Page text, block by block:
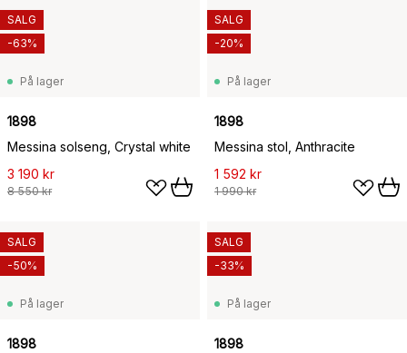
På lager
1898
Messina solseng, Crystal white
3 190 kr
8 550 kr
SALG
-63%
På lager
1898
Messina stol, Anthracite
1 592 kr
1 990 kr
SALG
-20%
På lager
1898
SALG
-50%
På lager
1898
SALG
-33%